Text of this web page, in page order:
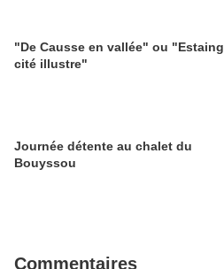
"De Causse en vallée" ou "Estaing
cité illustre"
Journée détente au chalet du
Bouyssou
Commentaires